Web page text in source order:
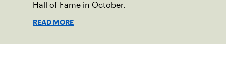
Hall of Fame in October.
READ MORE